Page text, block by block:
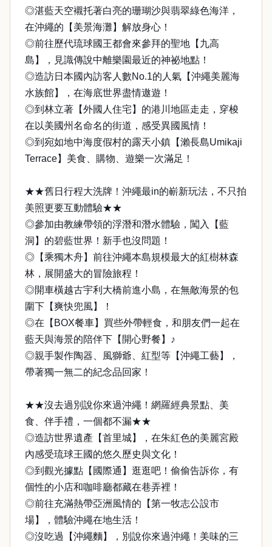
◎湛藍天空襯托著白亮的珊瑚沙與翡翠綠色海洋，
在沖繩的【美景海灘】解放身心！
◎前往歷代琉球國王都會來參拜的聖地【九高
島】，見識傳說中離樂園最近的神祕地點！
◎造訪日本國內訪客人數No.1的人氣【沖繩美麗海
水族館】，在海底世界盡情遨遊！
◎到林立著【外國人住宅】的港川地區走走，穿梭
在以美國州名命名的街道，感受異國風情！
◎到宛如地中海度假村的露天小鎮【瀨長島Umikaji
Terrace】美食、購物、遊樂一次滿足！
★★舊日行程大洗牌！沖繩最in的嶄新玩法，不只拍
美照更要互動體驗★★
◎參加由教練帶領的浮潛和潛水體驗，闖入【藍
洞】的碧藍世界！新手也沒問題！
◎【乘獨木舟】前往沖繩本島規模最大的紅樹林森
林，展開盛大的冒險旅程！
◎開車橫越古宇利大橋前進小島，在無敵海景的包
圍下【爽快兜風】！
◎在【BOX餐車】買些外帶輕食，和朋友們一起在
藍天與海景的陪伴下【開心野餐】♪
◎親手製作陶器、風獅爺、紅型等【沖繩工藝】，
帶著獨一無二的紀念品回家！
★★沒去過別說你來過沖繩！網羅經典景點、美
食、伴手禮，一個都不漏★★
◎造訪世界遺產【首里城】，在朱紅色的美麗宮殿
內感受琉球王國的悠久歷史與文化！
◎到觀光據點【國際通】逛逛吧！偷偷告訴你，有
個性的小店和咖啡廳都藏在巷弄裡！
◎前往充滿熱帶亞洲風情的【第一牧志公設市
場】，體驗沖繩在地生活！
◎沒吃過【沖繩麵】，別說你來過沖繩！美味的三